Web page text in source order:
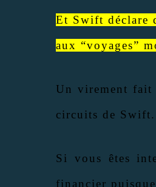
Et Swift déclare
aux “voyages”
Un virement fait
circuits de
Si vous êtes
financier